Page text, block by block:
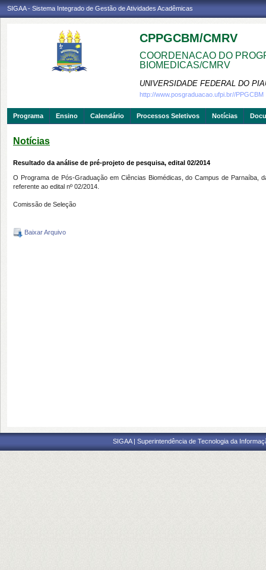
SIGAA - Sistema Integrado de Gestão de Atividades Acadêmicas
CPPGCBM/CMRV
COORDENACAO DO
BIOMEDICAS/CMRV
UNIVERSIDADE FEDERAL DO
http://www.posgraduacao.ufpi.br//PPGCBM
Programa Ensino Calendário Processos Seletivos Notícias
Notícias
Resultado da análise de pré-projeto de pesquisa, edital 02/2014
O Programa de Pós-Graduação em Ciências Biomédicas, do Campus de
referente ao edital nº 02/2014.
Comissão de Seleção
Baixar Arquivo
SIGAA | Superintendência de Tecnologia da